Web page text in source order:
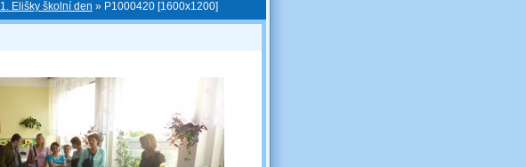
1. Elišky školní den » P1000420 [1600x1200]